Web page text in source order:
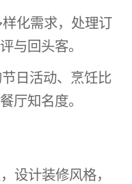
化需求，处理订
与回头客。
日活动、烹饪比
厅知名度。
设计装修风格，